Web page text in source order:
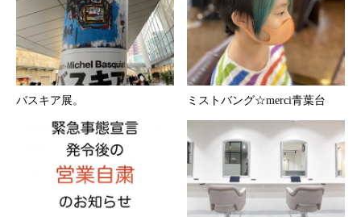
バスキア展。 ミストバング☆merci青葉台